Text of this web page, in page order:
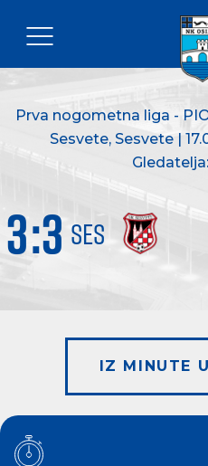
Prva nogometna liga -
Sesvete, Sesvete |
Gledatelja:
SES
3:3
IZ MINUTE